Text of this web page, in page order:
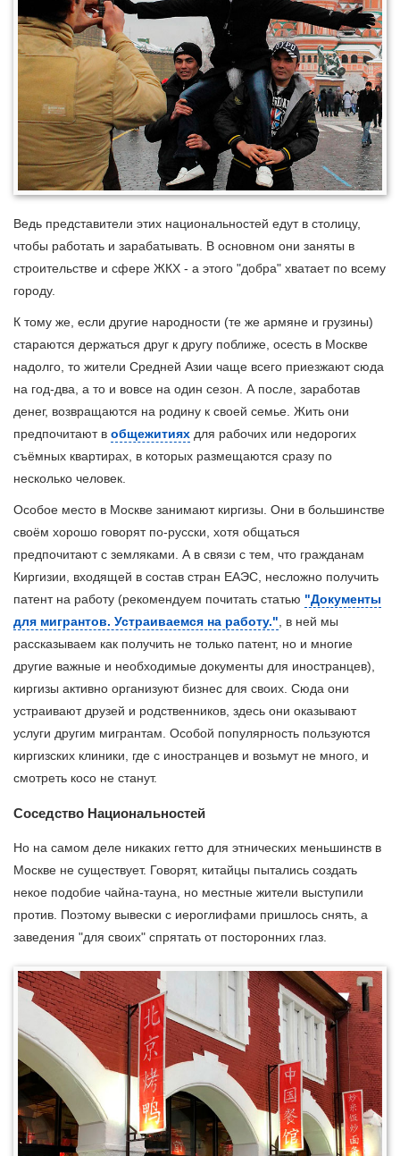
Ведь представители этих национальностей едут в столицу,
чтобы работать и зарабатывать. В основном они заняты в
строительстве и сфере ЖКХ - а этого "добра" хватает по всему
городу.
К тому же, если другие народности (те же армяне и грузины)
стараются держаться друг к другу поближе, осесть в Москве
надолго, то жители Средней Азии чаще всего приезжают сюда
на год-два, а то и вовсе на один сезон. А после, заработав
денег, возвращаются на родину к своей семье. Жить они
предпочитают в общежитиях для рабочих или недорогих
съёмных квартирах, в которых размещаются сразу по
несколько человек.
Особое место в Москве занимают киргизы. Они в большинстве
своём хорошо говорят по-русски, хотя общаться
предпочитают с земляками. А в связи с тем, что гражданам
Киргизии, входящей в состав стран ЕАЭС, несложно получить
патент на работу (рекомендуем почитать статью "Документы
для мигрантов. Устраиваемся на работу.", в ней мы
рассказываем как получить не только патент, но и многие
другие важные и необходимые документы для иностранцев),
киргизы активно организуют бизнес для своих. Сюда они
устраивают друзей и родственников, здесь они оказывают
услуги другим мигрантам. Особой популярность пользуются
киргизских клиники, где с иностранцев и возьмут не много, и
смотреть косо не станут.
Соседство Национальностей
Но на самом деле никаких гетто для этнических меньшинств в
Москве не существует. Говорят, китайцы пытались создать
некое подобие чайна-тауна, но местные жители выступили
против. Поэтому вывески с иероглифами пришлось снять, а
заведения "для своих" спрятать от посторонних глаз.